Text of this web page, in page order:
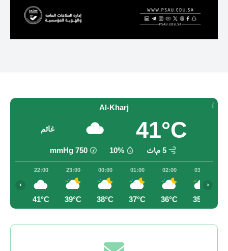
Al-Kharj
41°C غائم
5 م\ث 10%
750
mmHg
22:00
41°C
23:00
39°C
00:00
38°C
01:00
37°C
02:00
36°C
03:00
35°C
‹ ›